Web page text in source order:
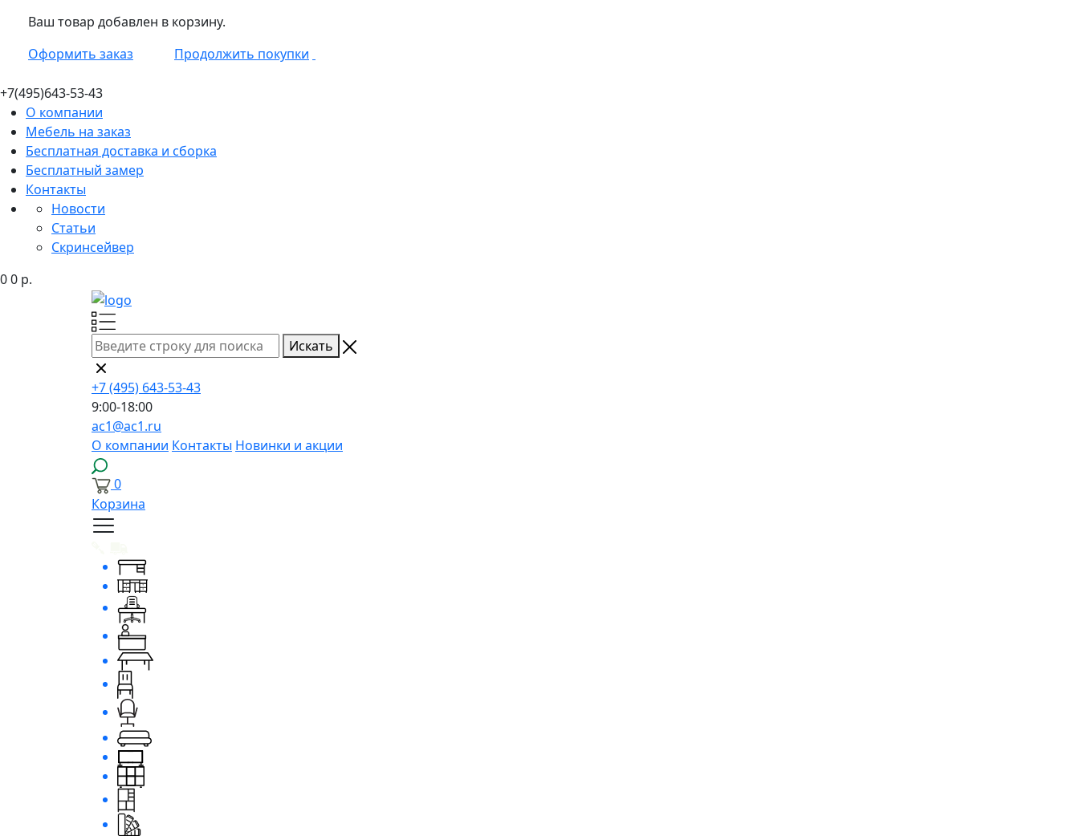
Ваш товар добавлен в корзину.
Оформить заказ
Продолжить покупки
+7(495)643-53-43
О компании
Мебель на заказ
Бесплатная доставка и сборка
Бесплатный замер
Контакты
Новости
Статьи
Скринсейвер
00 р.
Искать
+7 (495) 643-53-43
9:00-18:00
ac1@ac1.ru
О компании Контакты Новинки и акции
0
Корзина